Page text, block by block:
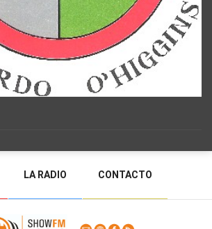
LA RADIO CONTACTO
RADIO EN VIVO